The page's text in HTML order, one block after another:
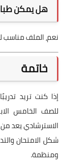
هل يمكن
نعم، الملف مناسب
خاتمة
إذا كنت تريد
الاسترشادي يعد
شكل الامتحان
ومنظمة.